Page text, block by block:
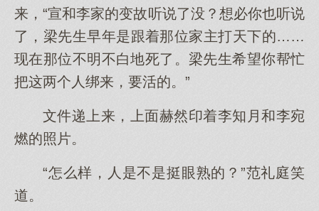
来，“宣和李家的变故听说了没？想必你也听说
了，梁先生早年是跟着那位家主打天下的……
现在那位不明不白地死了。梁先生希望你帮忙
把这两个人绑来，要活的。”
文件递上来，上面赫然印着李知月和李宛
燃的照片。
“怎么样，人是不是挺眼熟的？”范礼庭笑
道。